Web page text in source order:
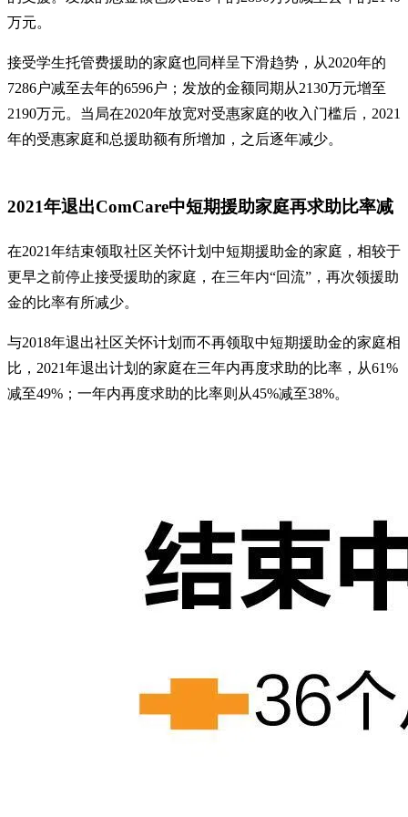
万元。
接受学生托管费援助的家庭也同样呈下滑趋势，从2020年的
7286户减至去年的6596户；发放的金额同期从2130万元增至
2190万元。当局在2020年放宽对受惠家庭的收入门槛后，2021
年的受惠家庭和总援助额有所增加，之后逐年减少。
2021年退出ComCare中短期援助家庭再求助比率减
在2021年结束领取社区关怀计划中短期援助金的家庭，相较于
更早之前停止接受援助的家庭，在三年内“回流”，再次领援助
金的比率有所减少。
与2018年退出社区关怀计划而不再领取中短期援助金的家庭相
比，2021年退出计划的家庭在三年内再度求助的比率，从61%
减至49%；一年内再度求助的比率则从45%减至38%。